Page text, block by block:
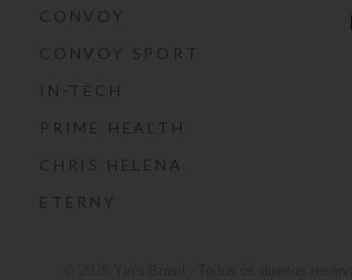
CONVOY
CONVOY SPORT
IN-TECH
PRIME HEALTH
CHRIS HELENA
ETERNY